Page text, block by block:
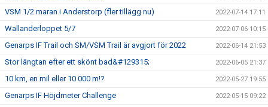
VSM 1/2 maran i Anderstorp (fler tillägg nu) 2022-07-14 17:11
Wallanderloppet 5/7 2022-07-06 10:15
Genarps IF Trail och SM/VSM Trail är avgjort för 2022 2022-06-14 21:53
Stor längtan efter ett skönt bad&#129315; 2022-06-05 21:37
10 km, en mil eller 10 000 m!? 2022-05-27 19:55
Genarps IF Höjdmeter Challenge 2022-05-15 09:22